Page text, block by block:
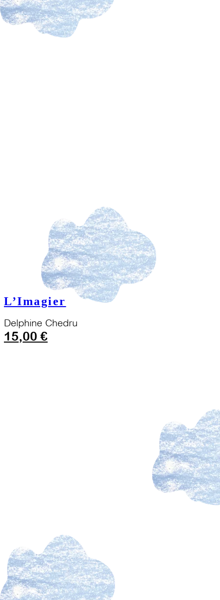
L’Imagier
Delphine Chedru
15,00 €